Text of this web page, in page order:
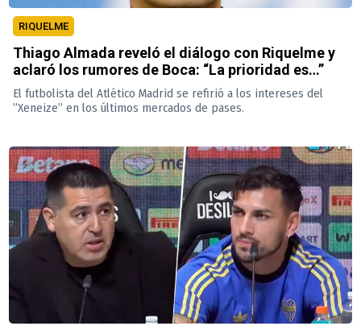
RIQUELME
Thiago Almada reveló el diálogo con Riquelme y
aclaró los rumores de Boca: “La prioridad es…”
El futbolista del Atlético Madrid se refirió a los intereses del
”Xeneize” en los últimos mercados de pases.